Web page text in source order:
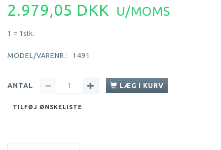
2.979,05 DKK U/MOMS
1 = 1stk.
MODEL/VARENR.: 1491
ANTAL LÆG I KURV
TILFØJ ØNSKELISTE